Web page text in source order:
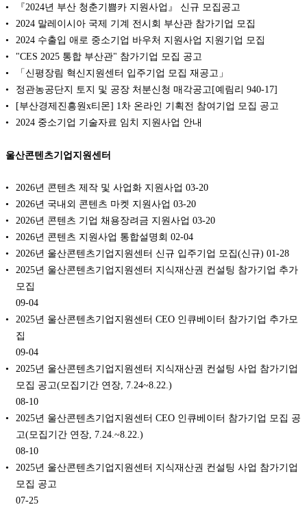
『2024년 부산 청춘기쁨카 지원사업』 신규 모집공고
2024 말레이시아 국제 기계 전시회 부산관 참가기업 모집
2024 수출입 애로 중소기업 바우처 지원사업 지원기업 모집
"CES 2025 통합 부산관" 참가기업 모집 공고
「신평장림 혁신지원센터 입주기업 모집 재공고」
정관농공단지 토지 및 공장 처분신청 매각공고[예림리 940-17]
[부산경제진흥원x티몬] 1차 온라인 기획전 참여기업 모집 공고
2024 중소기업 기술자료 임치 지원사업 안내
울산콘텐츠기업지원센터
2026년 콘텐츠 제작 및 사업화 지원사업 03-20
2026년 국내외 콘텐츠 마켓 지원사업 03-20
2026년 콘텐츠 기업 채용장려금 지원사업 03-20
2026년 콘텐츠 지원사업 통합설명회 02-04
2026년 울산콘텐츠기업지원센터 신규 입주기업 모집(신규) 01-28
2025년 울산콘텐츠기업지원센터 지식재산권 컨설팅 참가기업 추가
모집
09-04
2025년 울산콘텐츠기업지원센터 CEO 인큐베이터 참가기업 추가모
집
09-04
2025년 울산콘텐츠기업지원센터 지식재산권 컨설팅 사업 참가기업
모집 공고(모집기간 연장, 7.24~8.22.)
08-10
2025년 울산콘텐츠기업지원센터 CEO 인큐베이터 참가기업 모집 공
고(모집기간 연장, 7.24.~8.22.)
08-10
2025년 울산콘텐츠기업지원센터 지식재산권 컨설팅 사업 참가기업
모집 공고
07-25